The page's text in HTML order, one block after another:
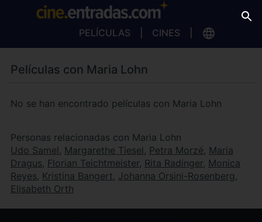
PELÍCULAS CINES
Películas con Maria Lohn
No se han encontrado películas con Maria Lohn
Personas relacionadas con Maria Lohn
Udo Samel , Margarethe Tiesel , Petra Morzé, Maria
Dragus, Florian Teichtmeister, Rita Radinger, Monica
Reyes, Kristina Bangert, Johanna Orsini-Rosenberg ,
Elisabeth Orth